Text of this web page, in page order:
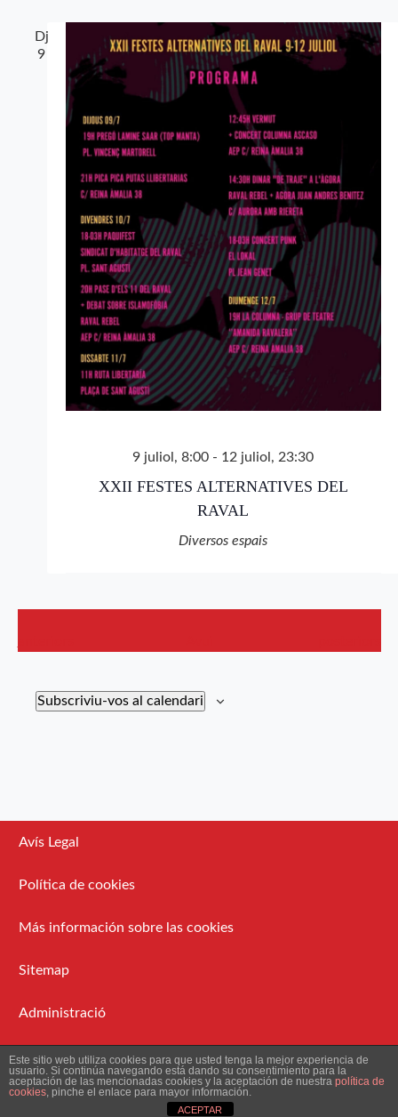
Dj
9
9 juliol, 8:00 - 12 juliol, 23:30
XXII FESTES ALTERNATIVES DEL
RAVAL
Diversos espais
Subscriviu-vos al calendari
Avís Legal
Política de cookies
Más información sobre las cookies
Sitemap
Administració
2026 Ateneu Enciclopèdic Popular.
Este sitio web utiliza cookies para que usted tenga la mejor experiencia de
usuario. Si continúa navegando está dando su consentimiento para la
aceptación de las mencionadas cookies y la aceptación de nuestra política de
cookies, pinche el enlace para mayor información.
ACEPTAR